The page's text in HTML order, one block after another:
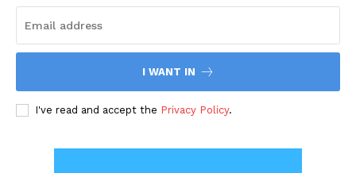
I WANT IN
I've read and accept the Privacy Policy.